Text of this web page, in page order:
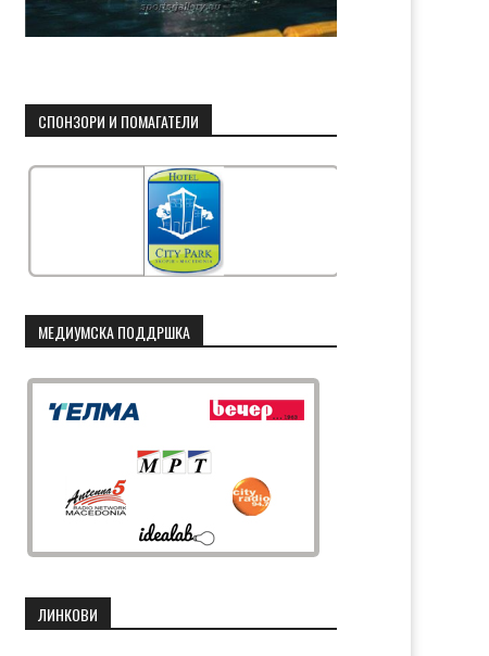
СПОНЗОРИ И ПОМАГАТЕЛИ
МЕДИУМСКА ПОДДРШКА
ЛИНКОВИ